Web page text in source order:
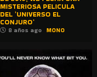
MISTERIOSA PELICULA
DEL ‘UNIVERSO EL
CONJURO’
8 años ago MONO